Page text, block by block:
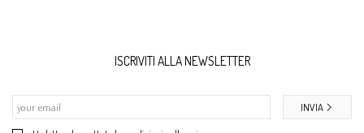
ISCRIVITI ALLA NEWSLETTER
INVIA